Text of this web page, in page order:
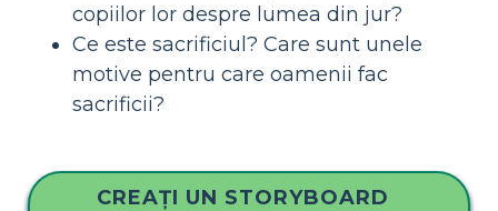
copiilor lor despre lumea din jur?
Ce este sacrificiul? Care sunt unele
motive pentru care oamenii fac
sacrificii?
CREAȚI UN STORYBOARD